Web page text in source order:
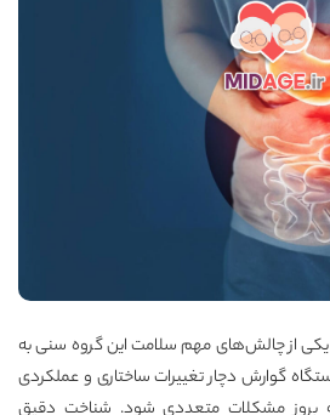
از چالش‌های مهم سلامت این گروه سنی به
گوارش دچار تغییرات ساختاری و عملکردی